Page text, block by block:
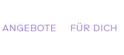
ANGEBOTE FÜR DICH